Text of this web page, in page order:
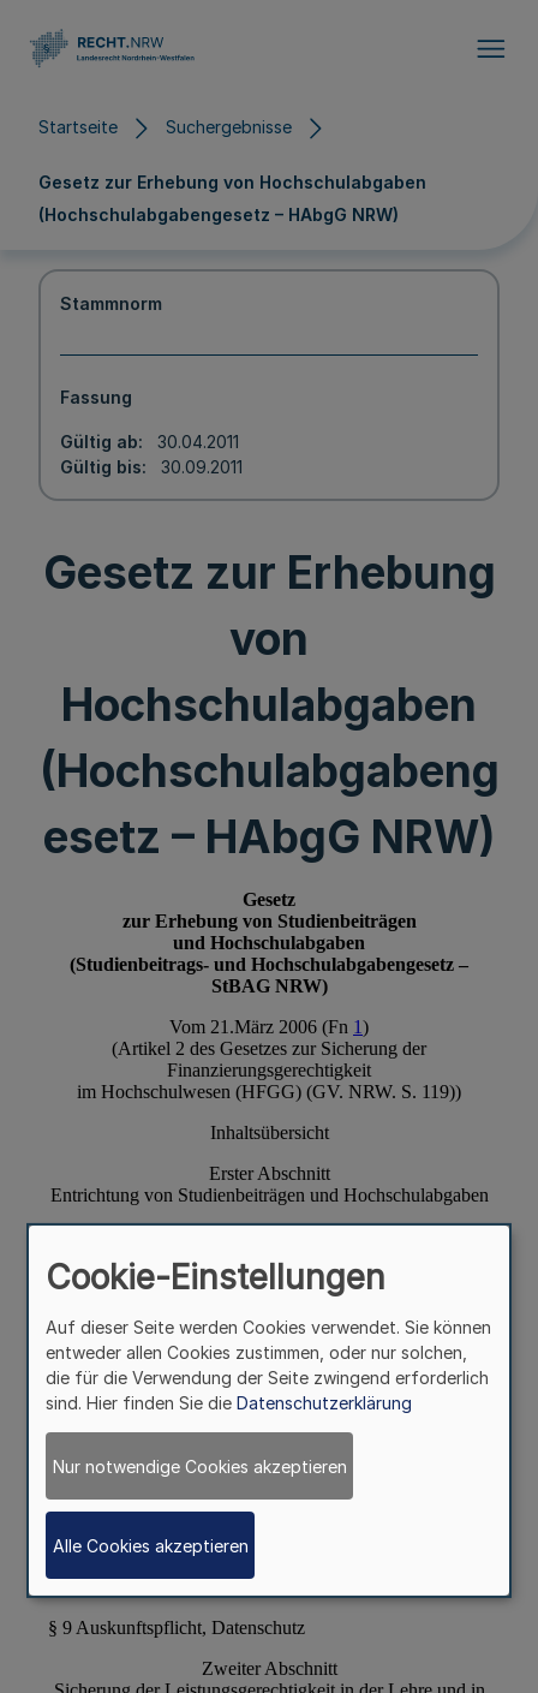
Startseite Suchergebnisse
Gesetz zur Erhebung von Hochschulabgaben
(Hochschulabgabengesetz – HAbgG NRW)
Stammnorm
Fassung
Gültig ab
30.04.2011
Gültig bis
30.09.2011
Gesetz zur Erhebung
von
Hochschulabgaben
(Hochschulabgabeng
esetz – HAbgG NRW)
Cookie-Einstellungen
Auf dieser Seite werden Cookies verwendet. Sie können
entweder allen Cookies zustimmen, oder nur solchen,
die für die Verwendung der Seite zwingend erforderlich
sind. Hier finden Sie die Datenschutzerklärung
Nur notwendige Cookies akzeptieren
Alle Cookies akzeptieren